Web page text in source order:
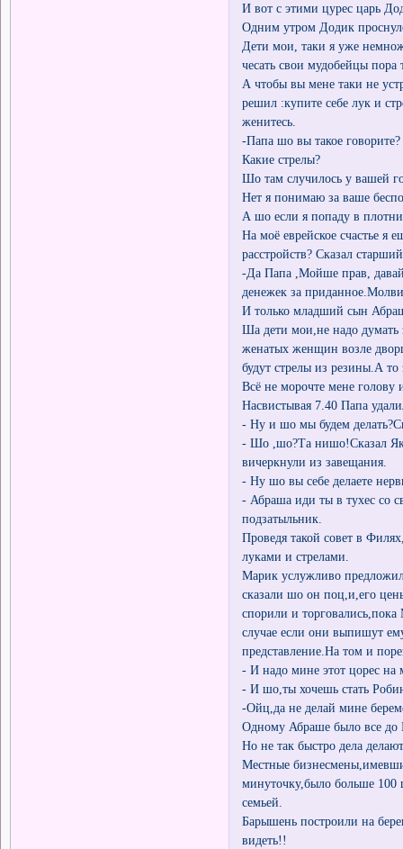
И вот с этими цурес царь
Одним утром Додик
Дети мои, таки я уже
чесать свои мудобейцы пора
А чтобы вы мене таки не
решил :купите себе лук и
женитесь.
-Папа шо вы такое говорите?
Какие стрелы?
Шо там случилось у вашей
Нет я понимаю за ваше
А шо если я попаду в
На моё еврейское счастье я
расстройств? Сказал
-Да Папа ,Мойше прав,
денежек за
И только младший сын
Ша дети мои,не надо думать
женатых женщин возле
будут стрелы из резины.А то
Всё не морочте мене голову
Насвистывая 7.40 Папа
- Ну и шо мы будем
- Шо ,шо?Та нишо!Сказал
вичеркнули из завещания.
- Ну шо вы себе делаете
- Абраша иди ты в тухес со
подзатыльник.
Проведя такой совет в
луками и стрелами.
Марик услужливо
сказали шо он поц,и,его
спорили и
случае если они выпишут
представление.На том и
- И надо мине этот цорес
- И шо,ты хочешь стать
-Ойц,да не делай мине
Одному Абраше было все
Но не так быстро дела
Местные
минуточку,было больше 100
семьей.
Барышень построили на
видеть!!